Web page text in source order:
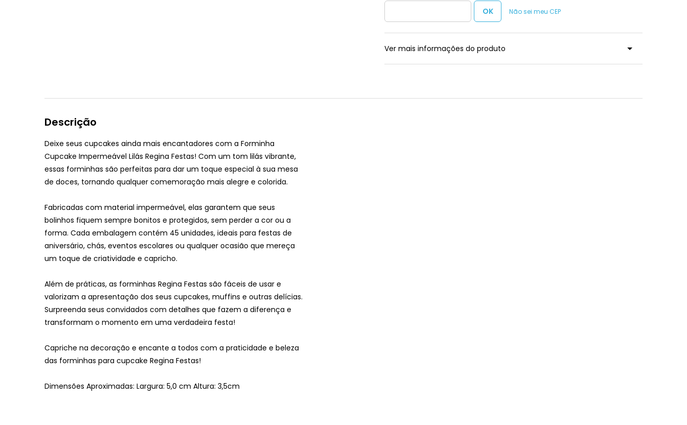
Não sei meu CEP
Ver mais informações do produto
Descrição
Deixe seus cupcakes ainda mais encantadores com a Forminha
Cupcake Impermeável Lilás Regina Festas! Com um tom lilás vibrante,
essas forminhas são perfeitas para dar um toque especial à sua mesa
de doces, tornando qualquer comemoração mais alegre e colorida.
Fabricadas com material impermeável, elas garantem que seus
bolinhos fiquem sempre bonitos e protegidos, sem perder a cor ou a
forma. Cada embalagem contém 45 unidades, ideais para festas de
aniversário, chás, eventos escolares ou qualquer ocasião que mereça
um toque de criatividade e capricho.
Além de práticas, as forminhas Regina Festas são fáceis de usar e
valorizam a apresentação dos seus cupcakes, muffins e outras delícias.
Surpreenda seus convidados com detalhes que fazem a diferença e
transformam o momento em uma verdadeira festa!
Capriche na decoração e encante a todos com a praticidade e beleza
das forminhas para cupcake Regina Festas!
Dimensões Aproximadas: Largura: 5,0 cm Altura: 3,5cm